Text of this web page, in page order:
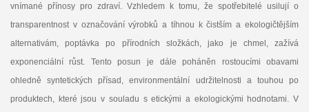
vnímané přínosy pro zdraví. Vzhledem k tomu, že spotřebitelé usilují o
transparentnost v označování výrobků a tíhnou k čistším a ekologičtějším
alternativám, poptávka po přírodních složkách, jako je chmel, zažívá
exponenciální růst. Tento posun je dále poháněn rostoucími obavami
ohledně syntetických přísad, environmentální udržitelnosti a touhou po
produktech, které jsou v souladu s etickými a ekologickými hodnotami. V